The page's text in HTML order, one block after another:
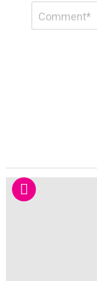
Reply